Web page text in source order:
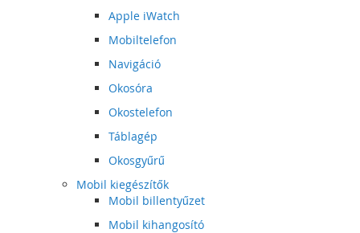
Apple iWatch
Mobiltelefon
Navigáció
Okosóra
Okostelefon
Táblagép
Okosgyűrű
Mobil kiegészítők
Mobil billentyűzet
Mobil kihangosító